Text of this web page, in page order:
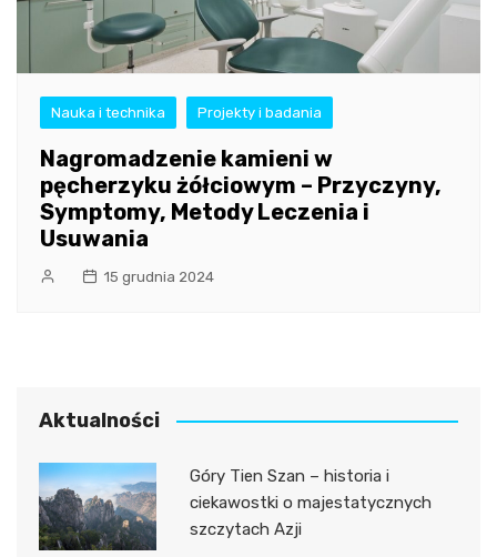
Nauka i technika Projekty i badania
Nagromadzenie kamieni w
pęcherzyku żółciowym – Przyczyny,
Symptomy, Metody Leczenia i
Usuwania
15 grudnia 2024
Aktualności
Góry Tien Szan – historia i
ciekawostki o majestatycznych
szczytach Azji